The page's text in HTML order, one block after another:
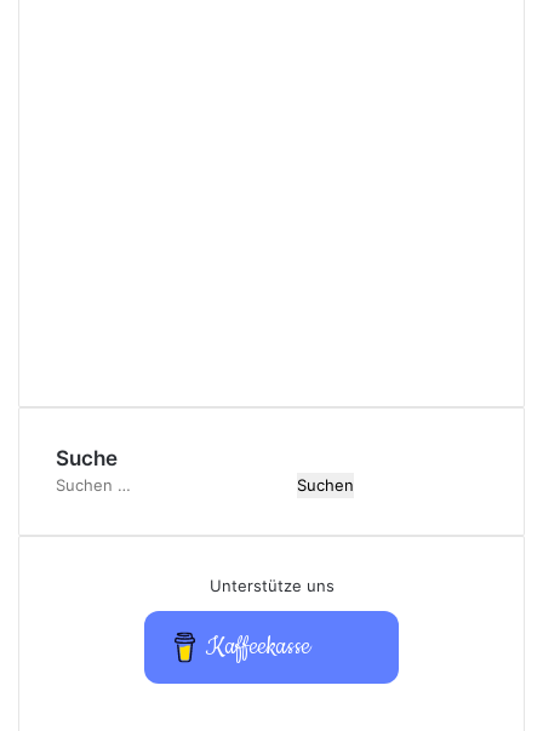
Suche
Suchen
Unterstütze uns
Kaffeekasse